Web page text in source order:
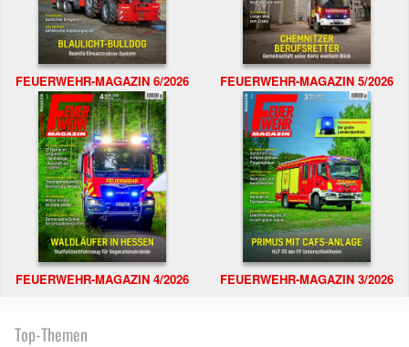
FEUERWEHR-MAGAZIN 6/2026 FEUERWEHR-MAGAZIN 5/2026
FEUERWEHR-MAGAZIN 4/2026 FEUERWEHR-MAGAZIN 3/2026
Top-Themen